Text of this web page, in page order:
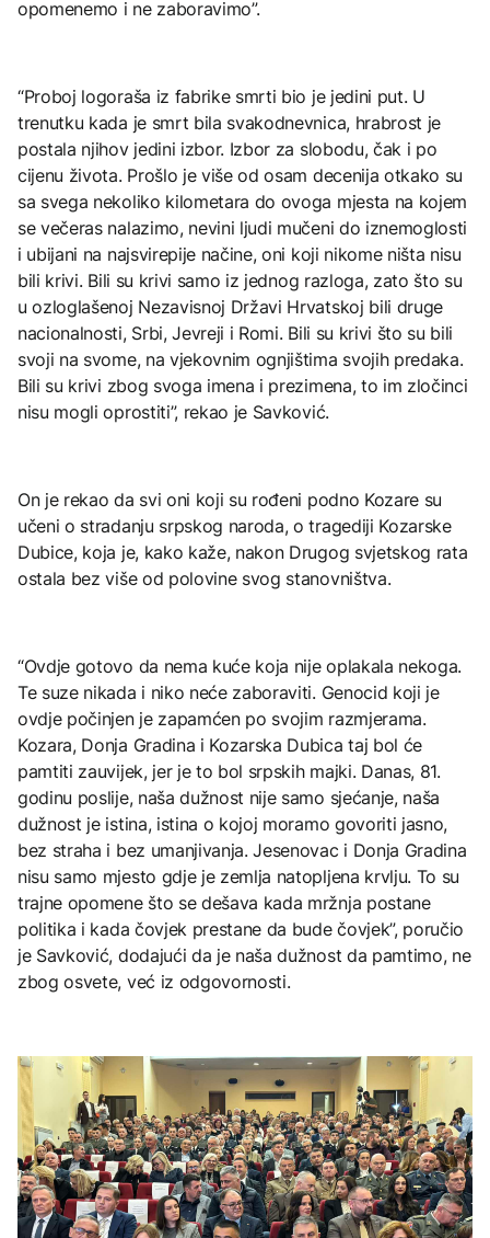
opomenemo i ne zaboravimo”.
“Proboj logoraša iz fabrike smrti bio je jedini put. U
trenutku kada je smrt bila svakodnevnica, hrabrost je
postala njihov jedini izbor. Izbor za slobodu, čak i po
cijenu života. Prošlo je više od osam decenija otkako su
sa svega nekoliko kilometara do ovoga mjesta na kojem
se večeras nalazimo, nevini ljudi mučeni do iznemoglosti
i ubijani na najsvirepije načine, oni koji nikome ništa nisu
bili krivi. Bili su krivi samo iz jednog razloga, zato što su
u ozloglašenoj Nezavisnoj Državi Hrvatskoj bili druge
nacionalnosti, Srbi, Jevreji i Romi. Bili su krivi što su bili
svoji na svome, na vjekovnim ognjištima svojih predaka.
Bili su krivi zbog svoga imena i prezimena, to im zločinci
nisu mogli oprostiti”, rekao je Savković.
On je rekao da svi oni koji su rođeni podno Kozare su
učeni o stradanju srpskog naroda, o tragediji Kozarske
Dubice, koja je, kako kaže, nakon Drugog svjetskog rata
ostala bez više od polovine svog stanovništva.
“Ovdje gotovo da nema kuće koja nije oplakala nekoga.
Te suze nikada i niko neće zaboraviti. Genocid koji je
ovdje počinjen je zapamćen po svojim razmjerama.
Kozara, Donja Gradina i Kozarska Dubica taj bol će
pamtiti zauvijek, jer je to bol srpskih majki. Danas, 81.
godinu poslije, naša dužnost nije samo sjećanje, naša
dužnost je istina, istina o kojoj moramo govoriti jasno,
bez straha i bez umanjivanja. Jesenovac i Donja Gradina
nisu samo mjesto gdje je zemlja natopljena krvlju. To su
trajne opomene što se dešava kada mržnja postane
politika i kada čovjek prestane da bude čovjek”, poručio
je Savković, dodajući da je naša dužnost da pamtimo, ne
zbog osvete, već iz odgovornosti.